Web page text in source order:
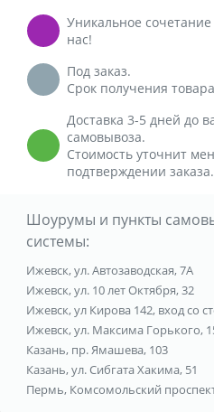
Уникальное
нас!
Под заказ.
Срок получения
Доставка 3-5 дней до
самовывоза.
Стоимость уточнит
подтверждении заказа.
Шоурумы и пункты
системы:
Ижевск, ул. Автозаводская, 7А
Ижевск, ул. 10 лет Октября, 32
Ижевск, ул Кирова 142, вход со
Ижевск, ул. Максима Горького,
Казань, пр. Ямашева, 103
Казань, ул. Сибгата Хакима, 51
Пермь, Комсомольский